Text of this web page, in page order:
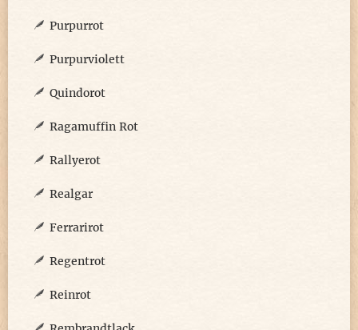
Purpurrot
Purpurviolett
Quindorot
Ragamuffin Rot
Rallyerot
Realgar
Ferrarirot
Regentrot
Reinrot